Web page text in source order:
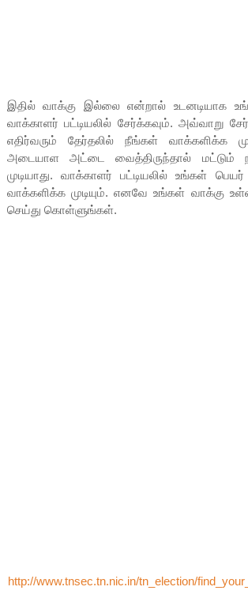
இதில் வாக்கு இல்லை என்றால் உடனடியாக
வாக்காளர் பட்டியலில் சேர்க்கவும். அவ்வாறு
எதிர்வரும் தேர்தலில் நீங்கள் வாக்களிக்க
அடையாள அட்டை வைத்திருந்தால் மட்டும்
முடியாது. வாக்காளர் பட்டியலில் உங்கள்
வாக்களிக்க முடியும். எனவே உங்கள் வாக்கு
செய்து கொள்ளுங்கள்.
http://www.tnsec.tn.nic.in/tn_election/